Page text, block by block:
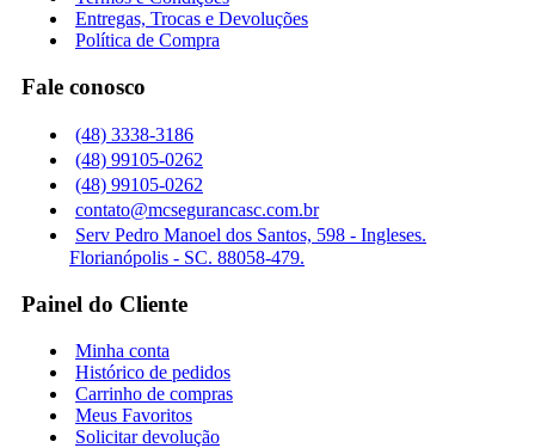
Entregas, Trocas e Devoluções
Política de Compra
Fale conosco
(48) 3338-3186
(48) 99105-0262
(48) 99105-0262
contato@mcsegurancasc.com.br
Serv Pedro Manoel dos Santos, 598 - Ingleses.
Florianópolis - SC. 88058-479.
Painel do Cliente
Minha conta
Histórico de pedidos
Carrinho de compras
Meus Favoritos
Solicitar devolução